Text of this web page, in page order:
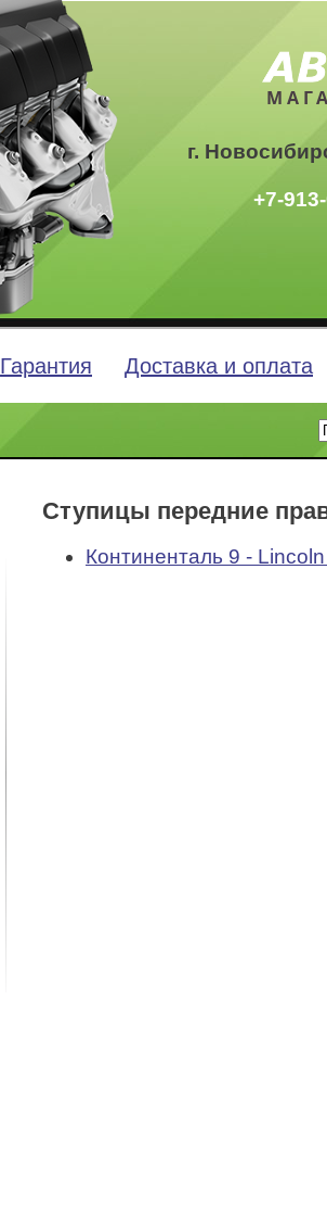
г.
+7-
Гарантия Доставка и оплата
Ступицы передние
Континенталь 9 -